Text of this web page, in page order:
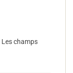
Les champs